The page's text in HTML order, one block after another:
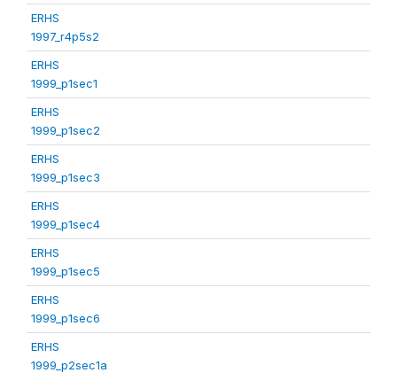
ERHS
1997_r4p5s2
ERHS
1999_p1sec1
ERHS
1999_p1sec2
ERHS
1999_p1sec3
ERHS
1999_p1sec4
ERHS
1999_p1sec5
ERHS
1999_p1sec6
ERHS
1999_p2sec1a